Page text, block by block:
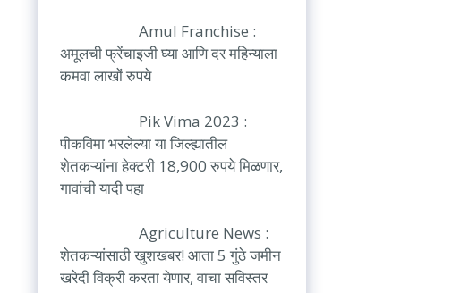
Amul Franchise :
अमूलची फ्रेंचाइजी घ्या आणि दर महिन्याला
कमवा लाखों रुपये
Pik Vima 2023 :
पीकविमा भरलेल्या या जिल्ह्यातील
शेतकऱ्यांना हेक्टरी 18,900 रुपये मिळणार,
गावांची यादी पहा
Agriculture News :
शेतकऱ्यांसाठी खुशखबर! आता 5 गुंठे जमीन
खरेदी विक्री करता येणार, वाचा सविस्तर